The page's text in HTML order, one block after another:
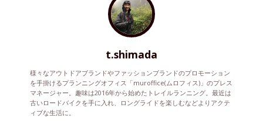
t.shimada
様々なアウトドアブランドやファッションブランドのプロモーション
を手掛けるプランニングオフィス「muroffice(ムロフィス)」のプレス
マネージャー。趣味は2016年から始めたトレイルランニング。最近は
古いロードバイクを手に入れ、ロングライドを楽しむなどよりアクテ
ィブな生活に。